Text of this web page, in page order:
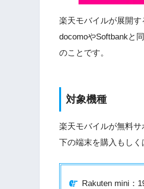
楽天モバイルが展開
docomoやSoftbankと
のことです。
対象機種
楽天モバイルが無料
下の端末を購入もしく
Rakuten mini：